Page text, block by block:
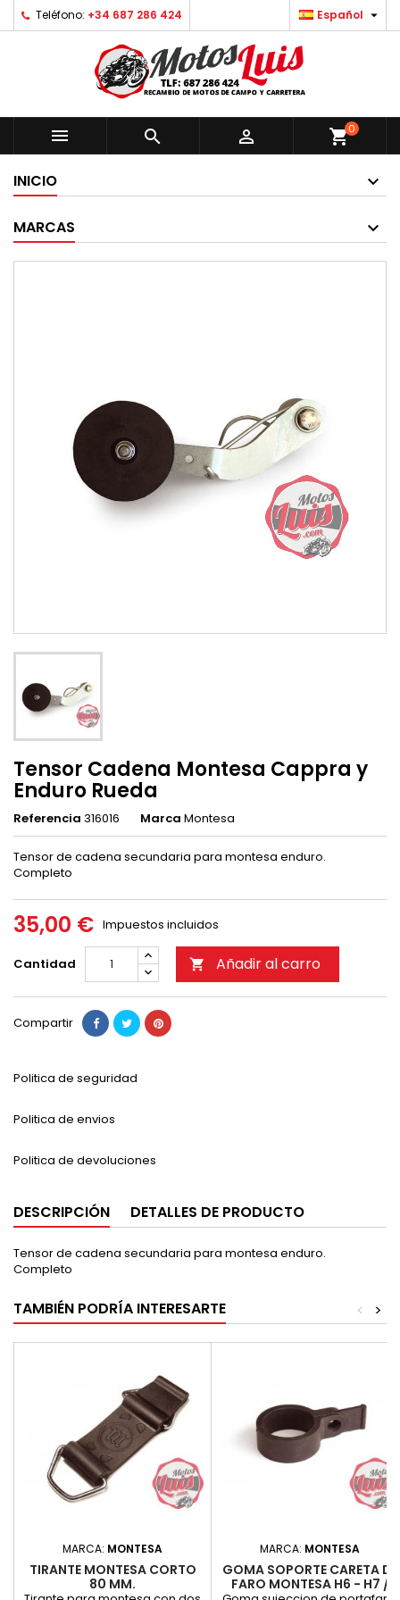
Teléfono: +34 687 286 424 Español 
   shopping_cart0
INICIO
MARCAS
Tensor Cadena Montesa Cappra y
Enduro Rueda
Referencia 316016 Marca Montesa
Tensor de cadena secundaria para montesa enduro.
Completo
35,00 € Impuestos incluidos
Cantidad  Añadir al carro
Compartir
Politica de seguridad
Politica de envios
Politica de devoluciones
DESCRIPCIÓN DETALLES DE PRODUCTO
Tensor de cadena secundaria para montesa enduro.
Completo
TAMBIÉN PODRÍA INTERESARTE >
<
MARCA: MONTESA
TIRANTE MONTESA CORTO
80 MM.
MARCA: MONTESA
GOMA SOPORTE CARETA DE
FARO MONTESA H6 - H7 /